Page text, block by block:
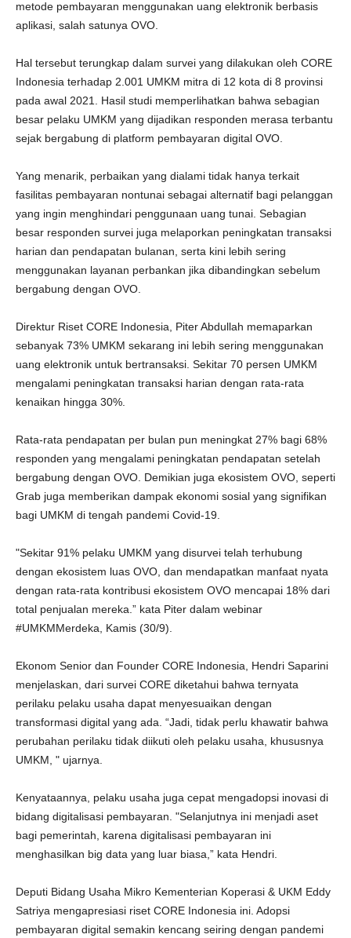
metode pembayaran menggunakan uang elektronik berbasis
aplikasi, salah satunya OVO.
Hal tersebut terungkap dalam survei yang dilakukan oleh CORE
Indonesia terhadap 2.001 UMKM mitra di 12 kota di 8 provinsi
pada awal 2021. Hasil studi memperlihatkan bahwa sebagian
besar pelaku UMKM yang dijadikan responden merasa terbantu
sejak bergabung di platform pembayaran digital OVO.
Yang menarik, perbaikan yang dialami tidak hanya terkait
fasilitas pembayaran nontunai sebagai alternatif bagi pelanggan
yang ingin menghindari penggunaan uang tunai. Sebagian
besar responden survei juga melaporkan peningkatan transaksi
harian dan pendapatan bulanan, serta kini lebih sering
menggunakan layanan perbankan jika dibandingkan sebelum
bergabung dengan OVO.
Direktur Riset CORE Indonesia, Piter Abdullah memaparkan
sebanyak 73% UMKM sekarang ini lebih sering menggunakan
uang elektronik untuk bertransaksi. Sekitar 70 persen UMKM
mengalami peningkatan transaksi harian dengan rata-rata
kenaikan hingga 30%.
Rata-rata pendapatan per bulan pun meningkat 27% bagi 68%
responden yang mengalami peningkatan pendapatan setelah
bergabung dengan OVO. Demikian juga ekosistem OVO, seperti
Grab juga memberikan dampak ekonomi sosial yang signifikan
bagi UMKM di tengah pandemi Covid-19.
"Sekitar 91% pelaku UMKM yang disurvei telah terhubung
dengan ekosistem luas OVO, dan mendapatkan manfaat nyata
dengan rata-rata kontribusi ekosistem OVO mencapai 18% dari
total penjualan mereka.” kata Piter dalam webinar
#UMKMMerdeka, Kamis (30/9).
Ekonom Senior dan Founder CORE Indonesia, Hendri Saparini
menjelaskan, dari survei CORE diketahui bahwa ternyata
perilaku pelaku usaha dapat menyesuaikan dengan
transformasi digital yang ada. “Jadi, tidak perlu khawatir bahwa
perubahan perilaku tidak diikuti oleh pelaku usaha, khususnya
UMKM, " ujarnya.
Kenyataannya, pelaku usaha juga cepat mengadopsi inovasi di
bidang digitalisasi pembayaran. "Selanjutnya ini menjadi aset
bagi pemerintah, karena digitalisasi pembayaran ini
menghasilkan big data yang luar biasa,” kata Hendri.
Deputi Bidang Usaha Mikro Kementerian Koperasi & UKM Eddy
Satriya mengapresiasi riset CORE Indonesia ini. Adopsi
pembayaran digital semakin kencang seiring dengan pandemi